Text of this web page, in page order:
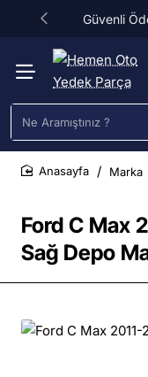
Güvenli
Ne
Aramıştınız
Ford C Max
Sağ Depo
Marka